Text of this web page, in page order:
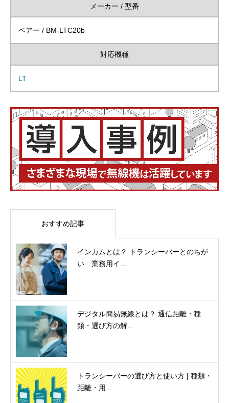
メーカー / 型番
ベアー / BM-LTC20b
対応機種
LT
おすすめ記事
インカムとは？ トランシーバーとのちが
い 業務用イ...
デジタル簡易無線とは？ 通信距離・種
類・選び方の解...
トランシーバーの選び方と使い方 | 種類・
距離・用...